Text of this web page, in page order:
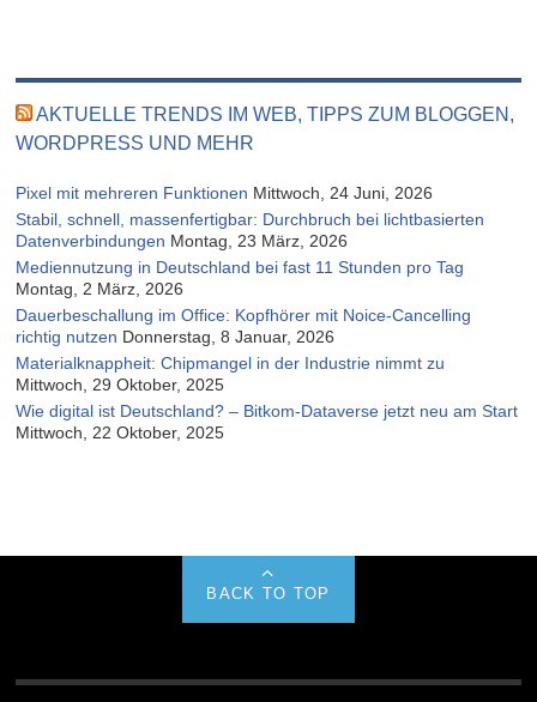
AKTUELLE TRENDS IM WEB, TIPPS ZUM BLOGGEN,
WORDPRESS UND MEHR
Pixel mit mehreren Funktionen Mittwoch, 24 Juni, 2026
Stabil, schnell, massenfertigbar: Durchbruch bei lichtbasierten
Datenverbindungen Montag, 23 März, 2026
Mediennutzung in Deutschland bei fast 11 Stunden pro Tag
Montag, 2 März, 2026
Dauerbeschallung im Office: Kopfhörer mit Noice-Cancelling
richtig nutzen Donnerstag, 8 Januar, 2026
Materialknappheit: Chipmangel in der Industrie nimmt zu
Mittwoch, 29 Oktober, 2025
Wie digital ist Deutschland? – Bitkom-Dataverse jetzt neu am Start
Mittwoch, 22 Oktober, 2025
BACK TO TOP